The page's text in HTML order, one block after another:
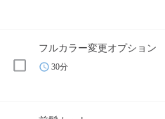
フルカラー変更オプション
30分